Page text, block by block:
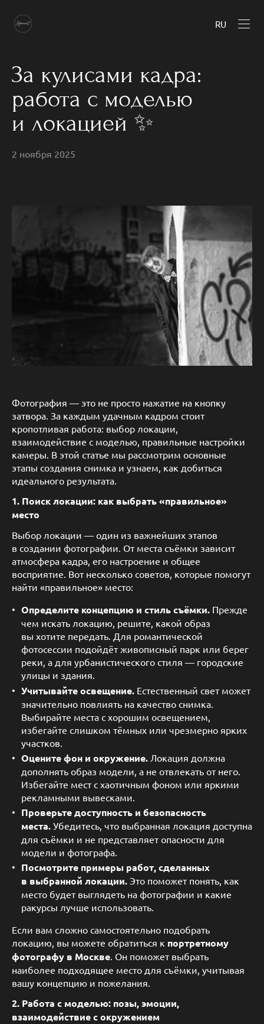
RU
За кулисами кадра:
работа с моделью
и локацией ✨
2 ноября 2025
Фотография — это не просто нажатие на кнопку
затвора. За каждым удачным кадром стоит
кропотливая работа: выбор локации,
взаимодействие с моделью, правильные настройки
камеры. В этой статье мы рассмотрим основные
этапы создания снимка и узнаем, как добиться
идеального результата.
1. Поиск локации: как выбрать «правильное»
место
Выбор локации — один из важнейших этапов
в создании фотографии. От места съёмки зависит
атмосфера кадра, его настроение и общее
восприятие. Вот несколько советов, которые помогут
найти «правильное» место:
Определите концепцию и стиль съёмки. Прежде
чем искать локацию, решите, какой образ
вы хотите передать. Для романтической
фотосессии подойдёт живописный парк или берег
реки, а для урбанистического стиля — городские
улицы и здания.
Учитывайте освещение. Естественный свет может
значительно повлиять на качество снимка.
Выбирайте места с хорошим освещением,
избегайте слишком тёмных или чрезмерно ярких
участков.
Оцените фон и окружение. Локация должна
дополнять образ модели, а не отвлекать от него.
Избегайте мест с хаотичным фоном или яркими
рекламными вывесками.
Проверьте доступность и безопасность
места. Убедитесь, что выбранная локация доступна
для съёмки и не представляет опасности для
модели и фотографа.
Посмотрите примеры работ, сделанных
в выбранной локации. Это поможет понять, как
место будет выглядеть на фотографии и какие
ракурсы лучше использовать.
Если вам сложно самостоятельно подобрать
локацию, вы можете обратиться к портретному
фотографу в Москве. Он поможет выбрать
наиболее подходящее место для съёмки, учитывая
вашу концепцию и пожелания.
2. Работа с моделью: позы, эмоции,
взаимодействие с окружением